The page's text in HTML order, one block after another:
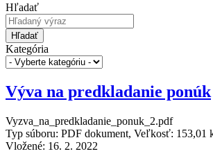
Hľadať
Hľadať
Kategória
Výva na predkladanie ponúk
Vyzva_na_predkladanie_ponuk_2.pdf
Typ súboru: PDF dokument, Veľkosť: 153,01
Vložené: 16. 2. 2022